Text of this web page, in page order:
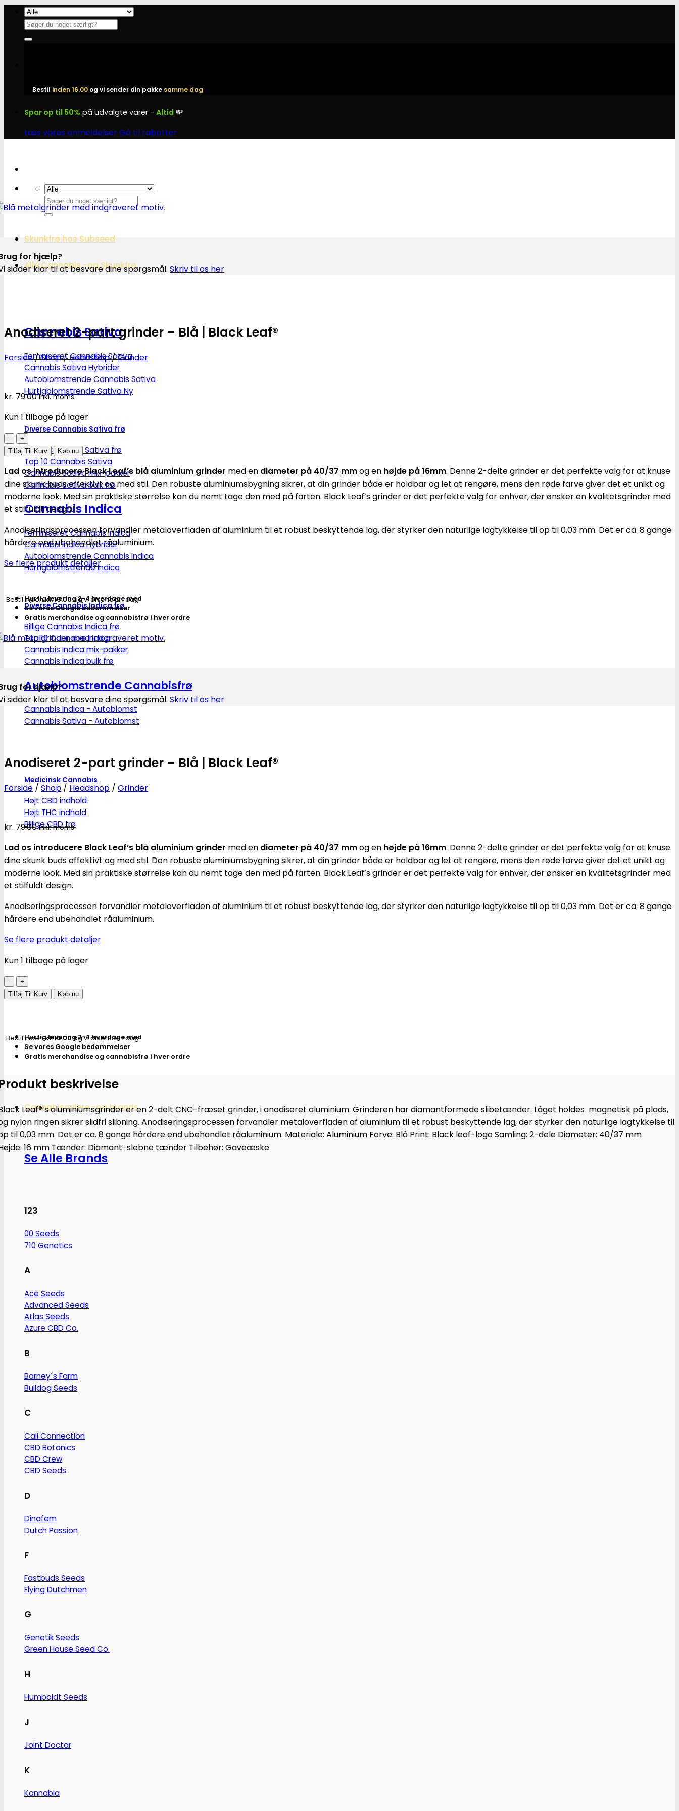
Fortsæt
indhold
Søg
efter:
Bestil inden 16.00 og vi sender din pakke samme dag
Spar op til 50% på udvalgte varer - Altid 💸
Læs vores anmeldelserGå til rabatter
Søg
efter:
Skunkfrø hos Subseed
Alle Cannabis -og Skunkfrø
Cannabis Sativa
Feminiseret Cannabis Sativa
Cannabis Sativa Hybrider
Autoblomstrende Cannabis Sativa
Hurtigblomstrende Sativa
Diverse Cannabis Sativa frø
Billige Cannabis Sativa frø
Top 10 Cannabis Sativa
Cannabis Sativa mix-pakker
Cannabis Sativa bulk frø
Cannabis Indica
Feminiseret Cannabis Indica
Cannabis Indica Hybrider
Autoblomstrende Cannabis Indica
Hurtigblomstrende Indica
Diverse Cannabis Indica frø
Billige Cannabis Indica frø
Top 10 Cannabis Indica
Cannabis Indica mix-pakker
Cannabis Indica bulk frø
Autoblomstrende Cannabisfrø
Cannabis Indica - Autoblomst
Cannabis Sativa - Autoblomst
Medicinsk Cannabis
Højt CBD indhold
Højt THC indhold
Billige CBD frø
Cannabisavlere -og brands
Se Alle Brands
123
00 Seeds
710 Genetics
A
Ace Seeds
Advanced Seeds
Atlas Seeds
Azure CBD Co.
B
Barney´s Farm
Bulldog Seeds
C
Cali Connection
CBD Botanics
CBD Crew
CBD Seeds
D
Dinafem
Dutch Passion
F
Fastbuds Seeds
Flying Dutchmen
G
Genetik Seeds
Green House Seed Co.
H
Humboldt Seeds
J
Joint Doctor
K
Kannabia
for hjælp?
sidder klar til at besvare dine spørgsmål. Skriv til os her
Anodiseret 2-part grinder – Blå | Black Leaf®
Forside/Shop/Headshop/Grinder
kr. 79.00 Inkl. moms
Kun 1 tilbage på lager
Anodiseret
2-
part
grinder
-
Blå
|
Black
Leaf®
antal
Tilføj Til Kurv Køb nu
Lad os introducere Black Leaf’s blå aluminium grinder med en diameter på 40/37 mmog en højde på 16mm. Denne 2-delte grinder er det perfekte valg for at knuse
dine skunk buds effektivt og med stil. Den robuste aluminiumsbygning sikrer, at din grinder både er holdbar og let at rengøre, mens den røde farve giver det et unikt og
moderne look. Med sin praktiske størrelse kan du nemt tage den med på farten. Black Leaf’s grinder er det perfekte valg for enhver, der ønsker en kvalitetsgrinder med
et stilfuldt design.
Anodiseringsprocessen forvandler metaloverfladen af ​​aluminium til et robust beskyttende lag, der styrker den naturlige lagtykkelse til op til 0,03 mm. Det er ca. 8 gange
hårdere end ubehandlet råaluminium.
Se flere produkt detaljer
Bestil indenkl. 16.00og vi afsender i dag
Hurtig levering 2-4 hverdage med
Se vores Google bedømmelser
Gratis merchandise og cannabisfrø i hver ordre
for hjælp?
sidder klar til at besvare dine spørgsmål. Skriv til os her
Anodiseret 2-part grinder – Blå | Black Leaf®
Forside / Shop / Headshop / Grinder
kr. 79.00 Inkl. moms
Lad os introducere Black Leaf’s blå aluminium grinder med en diameter på 40/37 mmog en højde på 16mm. Denne 2-delte grinder er det perfekte valg for at knuse
dine skunk buds effektivt og med stil. Den robuste aluminiumsbygning sikrer, at din grinder både er holdbar og let at rengøre, mens den røde farve giver det et unikt og
moderne look. Med sin praktiske størrelse kan du nemt tage den med på farten. Black Leaf’s grinder er det perfekte valg for enhver, der ønsker en kvalitetsgrinder med
et stilfuldt design.
Anodiseringsprocessen forvandler metaloverfladen af ​​aluminium til et robust beskyttende lag, der styrker den naturlige lagtykkelse til op til 0,03 mm. Det er ca. 8 gange
hårdere end ubehandlet råaluminium.
Se flere produkt detaljer
Kun 1 tilbage på lager
Anodiseret
2-
Blå
|
Leaf®
Tilføj Til Kurv Køb nu
Bestil indenkl. 16.00og vi afsender i dag
Hurtig levering 2-4 hverdage med
Se vores Google bedømmelser
Gratis merchandise og cannabisfrø i hver ordre
beskrivelse
Leaf®’s aluminiumsgrinder er en 2-delt CNC-fræset grinder, i anodiseret aluminium. Grinderen har diamantformede slibetænder. Låget holdes magnetisk på plads,
nylon ringen sikrer slidfri slibning. Anodiseringsprocessen forvandler metaloverfladen af ​​aluminium til et robust beskyttende lag, der styrker den naturlige lagtykkelse til
til 0,03 mm. Det er ca. 8 gange hårdere end ubehandlet råaluminium. Materiale: Aluminium Farve: Blå Print: Black leaf-logo Samling: 2-dele Diameter: 40/37 mm
16 mm Tænder: Diamant-slebne tænder Tilbehør: Gaveæske